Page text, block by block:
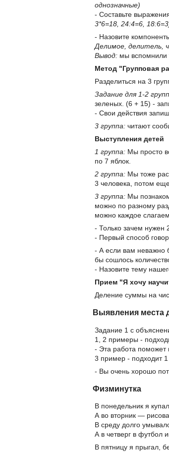
однозначные)
- Составьте
3*6=18, 24:4=6,
- Назовите
Делимое, делитель,
Вывод: мы вспомнили
Метод "Групповая
Разделиться на 3
Задание для 1-2
зеленых. (6 + 15) -
- Свои действия
3 группа: читают
Выступления детей
1 группа: Мы просто
по 7 яблок.
2 группа: Мы тоже
3 человека, потом
3 группа: Мы
можно по разному
можно каждое
- Только зачем нужен
- Первый способ
- А если вам неважно
бы сошлось
- Назовите тему
Прием "Я хочу
Деление суммы на
Выявления места
Задание 1 с
1, 2 примеры -
- Эта работа поможет
3 пример - подходит 1
- Вы очень хорошо
Физминутка
В понедельник я
А во вторник —
В среду долго
А в четверг в футбол
В пятницу я прыгал,